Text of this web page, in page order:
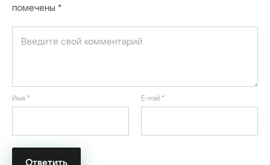
помечены *
Имя * E-mail *